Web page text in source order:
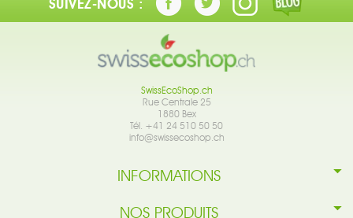
SUIVEZ-NOUS :
SwissEcoShop.ch
Rue Centrale 25
1880 Bex
Tél. +41 24 510 50 50
info@swissecoshop.ch
INFORMATIONS
NOS PRODUITS